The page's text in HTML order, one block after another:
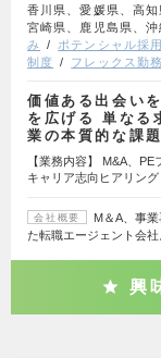
香川県、愛媛県、高
宮崎県、鹿児島県、沖
み
ポテンシャル採
制度
フレックス勤務
価値ある出会い
を広げる 単なる
業の本質的な課
【業務内容】 M&A、
キャリア志向ヒアリン
会社概要
M＆A、事
た転職エージェント会
興